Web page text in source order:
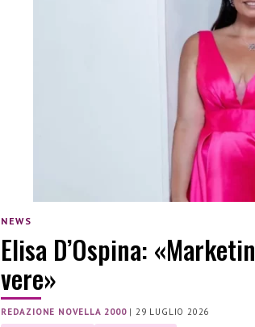
NEWS
Elisa D’Ospina:
vere»
REDAZIONE NOVELLA 2000|29 LUGLIO 2026